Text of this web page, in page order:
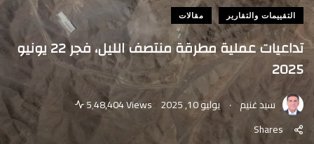
التقييمات والتقارير مقالات
تداعيات عملية مطرقة منتصف الليل، فجر 22 يونيو
2025
سيد غنيم . يوليو 10, 2025
5٬48,404 Views
Shares